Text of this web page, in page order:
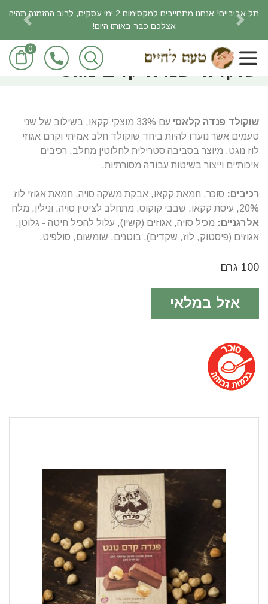
תל אביביים! אנחנו מתחייבים למקסימום 2 ימי עסקים, לרוב ההזמנה תהיה
אצלכם כבר באותו היום!
Next
0 ראשי מוצרי מזון/מכולת
שוקולד פנדה קרם נוגט
שוקולד פנדה קלאסי
עם 33% מוצקי קקאו, בשילוב של שני
טעמים אשר נועדו להיות ביחד שוקולד חלב אמיתי וקרם אגוזי
לוז נוגט, מיוצר בסביבה סטרילית לחלוטין מחלב, רכיבים
איכותיים וייצור בשיטות עבודה מסורתיות.
רכיבים: סוכר, חמאת קקאו, אבקת משקה סויה, חמאת אגוזי לוז
20%, עיסת קקאו, שבבי קוקוס, מתחלב לציטין סויה, ונילין, מלח
אלרגניים: מכיל סויה, אגוזים (קשיו), עלול להכיל חיטה - גלוטן,
אגוזים (פיסטוק, לוז, שקדים), בוטנים, שומשום, סולפיט.
100 גרם
אזל במלאי